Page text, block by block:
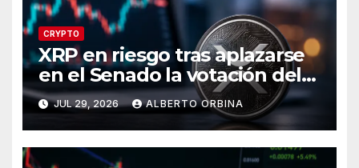
CRYPTO
XRP en riesgo tras aplazarse
en el Senado la votación del
CLARITY Act?
JUL 29, 2026 ALBERTO ORBINA